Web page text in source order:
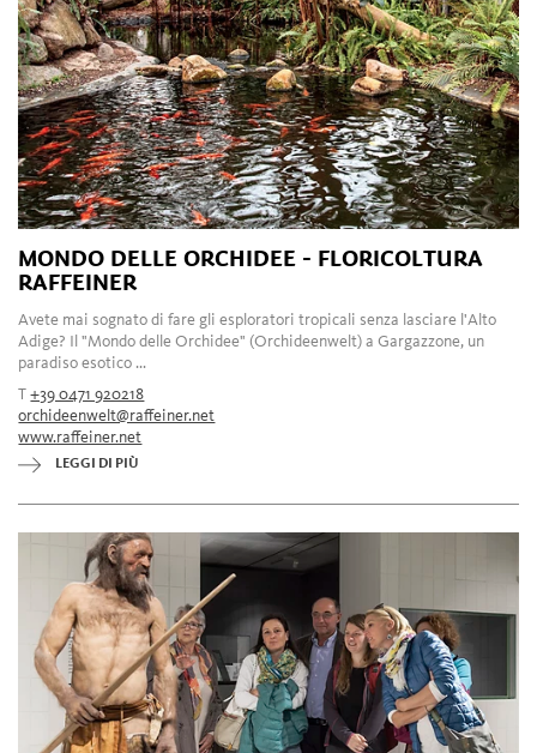
MONDO DELLE ORCHIDEE - FLORICOLTURA
RAFFEINER
Avete mai sognato di fare gli esploratori tropicali senza lasciare l'Alto
Adige? Il "Mondo delle Orchidee" (Orchideenwelt) a Gargazzone, un
paradiso esotico ...
T+39 0471 920218
orchideenwelt@raffeiner.net
www.raffeiner.net
LEGGI DI PIÙ